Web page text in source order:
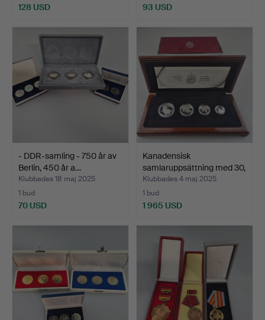
128 USD 93 USD
- DDR-samling - 750 år av
Berlin, 450 år a…
Klubbades 18 maj 2025
1 bud
70 USD
Kanadensisk
samlaruppsättning med 30,
75, …
Klubbades 4 maj 2025
1 bud
1 965 USD